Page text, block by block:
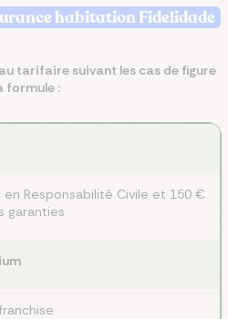
habitation Fidelidade
tarifaire suivant les cas de figure
formule :
en Responsabilité Civile et 150 €
garanties